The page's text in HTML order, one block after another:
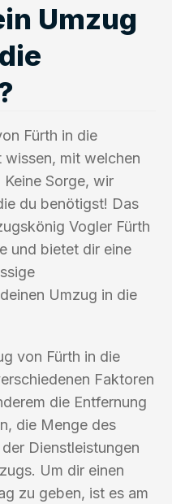
Umzug
Fürth in die
wissen, mit welchen
Keine Sorge, wir
du benötigst! Das
Vogler Fürth
und bietet dir eine
Umzug in die
von Fürth in die
Faktoren
die Entfernung
die Menge des
Dienstleistungen
Um dir einen
zu geben, ist es am